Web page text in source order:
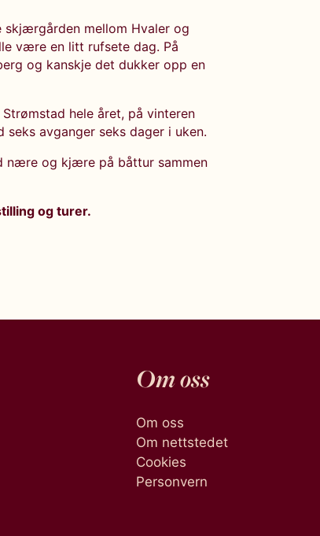
skjærgården mellom Hvaler og
være en litt rufsete dag. På
og kanskje det dukker opp en
hele året, på vinteren
avganger seks dager i uken.
nære og kjære på båttur sammen
og turer.
Om oss
Om oss
Om nettstedet
Cookies
Personvern